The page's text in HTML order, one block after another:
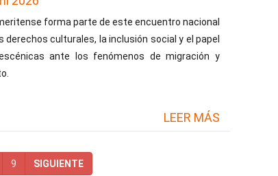
forma parte de este encuentro nacional
derechos culturales, la inclusión social y el papel
ante los fenómenos de migración y
LEER MÁS
9 SIGUIENTE